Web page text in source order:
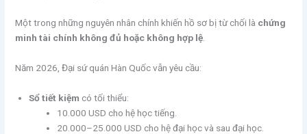
Một trong những nguyên nhân chính khiến hồ sơ bị từ chối là chứng
minh tài chính không đủ hoặc không hợp lệ
Năm 2026, Đại sứ quán Hàn Quốc vẫn yêu cầu:
Sổ tiết kiệm có tối thiểu:
10.000 USD cho hệ học tiếng.
20.000–25.000 USD cho hệ đại học và sau đại học.